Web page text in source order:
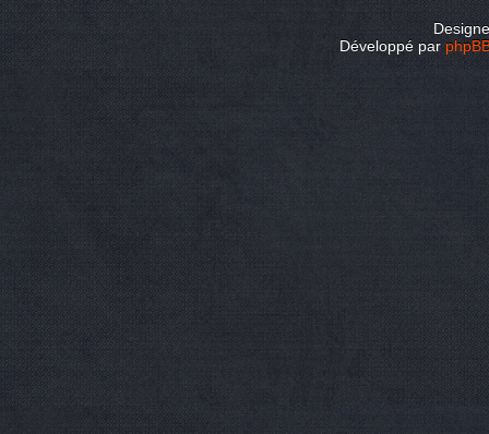
Développé par